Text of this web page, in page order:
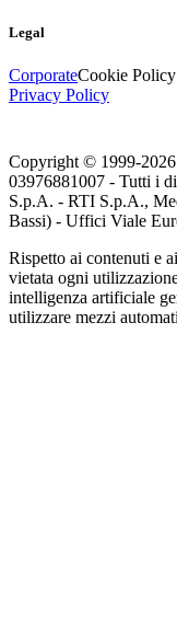
Legal
CorporateCookie Policy
Privacy Policy
Copyright © 1999-2026
03976881007 - Tutti i
S.p.A. - RTI S.p.A.,
Bassi) - Uffici Viale
Rispetto ai contenuti e
vietata ogni
intelligenza artificiale
utilizzare mezzi